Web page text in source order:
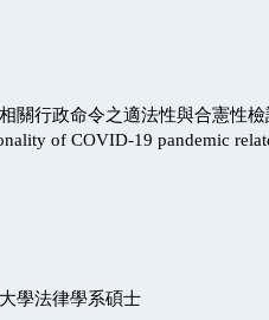
關行政命令之適法性與合憲性
of COVID-19 pandemic
學法律學系碩士